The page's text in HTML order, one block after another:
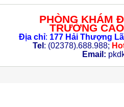
PHÒNG KHÁM
TRƯỜNG
Địa chỉ: 177 Hải Thượng
Tel : (02378).688.988;
Email: